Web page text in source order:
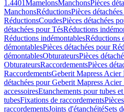
1.4401MamelonsManchonsPièces
ManchonsRéductionsPièces
RéductionsCoudesPièces détachées
détachées pour TésRéductions
Réductions indémontablesRéductions
démontablesPièces détachées pour
démontablesObturateursPièces
ObturateursRaccordementsPièces
RaccordementsGeberit Mapress Acier
détachées pour Geberit Mapress
accessoiresEtanchements pour tubes
tubesFixations de raccordements
raccordementsJoints d'étanchéitéSets